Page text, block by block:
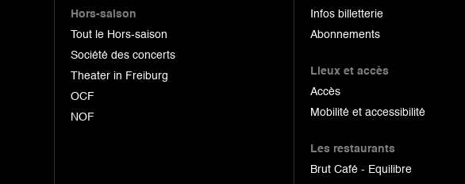
Hors-saison
Tout le Hors-saison
Société des concerts
Theater in Freiburg
OCF
NOF
Infos billetterie
Abonnements
Lieux et accès
Accès
Mobilité et accessibilité
Les restaurants
Brut Café - Equilibre